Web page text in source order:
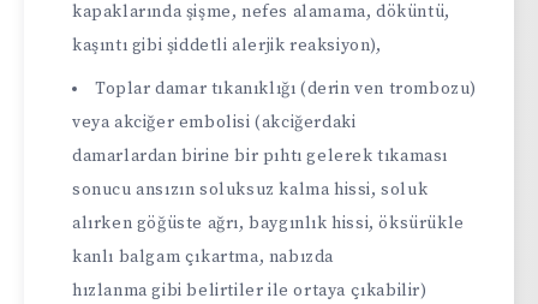
kapaklarında şişme, nefes alamama, döküntü,
kaşıntı gibi şiddetli alerjik reaksiyon),
Toplar damar tıkanıklığı (derin ven trombozu)
veya akciğer embolisi (akciğerdaki
damarlardan birine bir pıhtı gelerek tıkaması
sonucu ansızın soluksuz kalma hissi, soluk
alırken göğüste ağrı, baygınlık hissi, öksürükle
kanlı balgam çıkartma, nabızda
hızlanma gibi belirtiler ile ortaya çıkabilir)